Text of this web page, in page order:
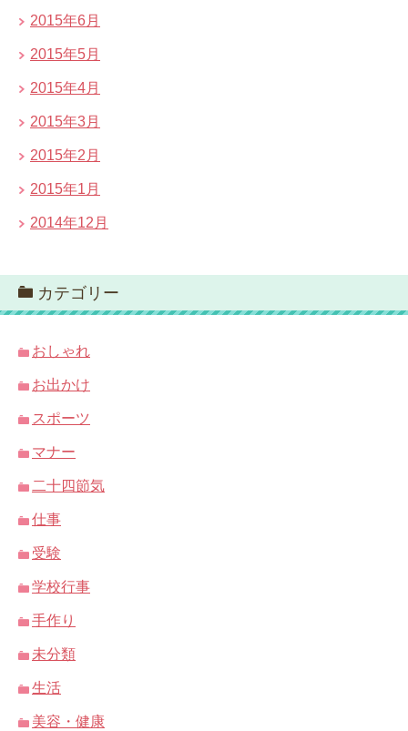
2015年6月
2015年5月
2015年4月
2015年3月
2015年2月
2015年1月
2014年12月
カテゴリー
おしゃれ
お出かけ
スポーツ
マナー
二十四節気
仕事
受験
学校行事
手作り
未分類
生活
美容・健康